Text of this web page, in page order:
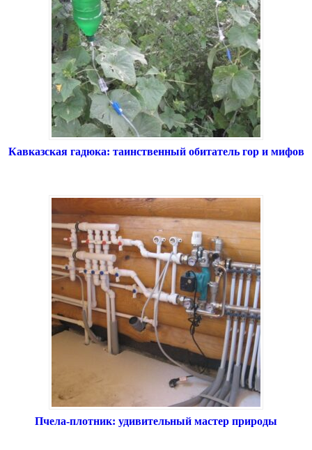
Кавказская гадюка: таинственный обитатель гор и мифов
Пчела-плотник: удивительный мастер природы